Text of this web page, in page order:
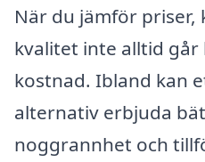
När du jämför priser,
kvalitet inte alltid går
kostnad. Ibland kan
alternativ erbjuda
noggrannhet och